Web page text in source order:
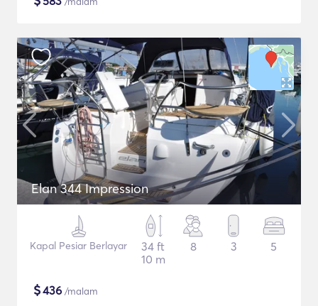
Elan 344 Impression
Kapal Pesiar Berlayar
34 ft
10 m
8 3 5
$436 /malam